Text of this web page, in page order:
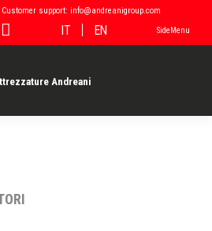
Customer support: info@andreanigroup.com
IT EN SideMenu